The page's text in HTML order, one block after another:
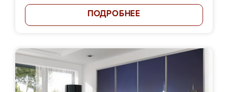
ПОДРОБНЕЕ